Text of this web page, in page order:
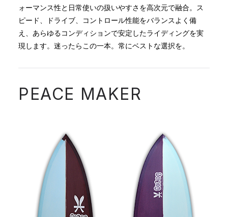
ォーマンス性と日常使いの扱いやすさを高次元で融合。ス
ピード、ドライブ、コントロール性能をバランスよく備
え、あらゆるコンディションで安定したライディングを実
現します。迷ったらこの一本。常にベストな選択を。
PEACE MAKER